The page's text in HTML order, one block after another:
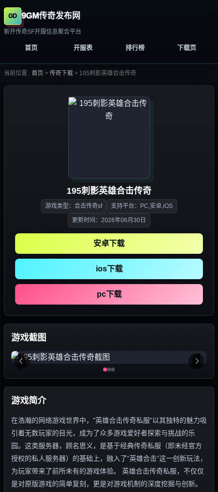
9GM传奇发布网
新开传奇SF开服信息聚合平台
首页 开服表 排行榜 下载页
当前位置 : 首页 > 传奇下载 > 195刺影英雄合击传奇
195刺影英雄合击传奇
游戏类型：合击传奇sf 支持平台：PC,安卓,iOS
更新时间：2026年06月30日
安卓下载
ios下载
pc下载
游戏截图
游戏简介
在浩瀚的网络游戏世界中，"英雄合击传奇私服"以其独特的魅力吸
引着无数玩家的目光，成为了众多游戏爱好者探索与挑战的乐
园。这类服务器，顾名思义，是基于经典传奇私服（即未经官方
授权的私人服务器）的基础上，融入了“英雄合击”这一创新玩法，
为玩家带来了前所未有的游戏体验。 英雄合击传奇私服，不仅仅
是对原版游戏的简单复刻，更是对游戏机制的深度挖掘与创新。